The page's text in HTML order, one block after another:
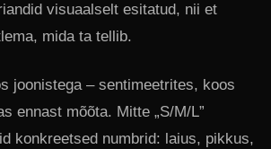
visuaalselt esitatud, nii et
mida ta tellib.
joonistega – sentimeetrites, koos
ennast mõõta. Mitte „S/M/L”
konkreetsed numbrid: laius, pikkus,